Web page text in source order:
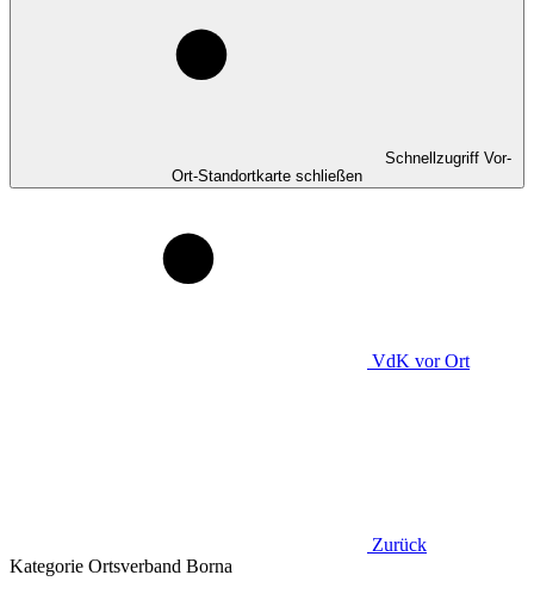
Schnellzugriff Vor-
Ort-Standortkarte schließen
VdK vor Ort
Zurück
Kategorie Ortsverband Borna